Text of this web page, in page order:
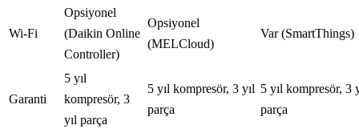
Wi-Fi
Opsiyonel
(Daikin Online
Controller)
Opsiyonel
(MELCloud)
Var (SmartThings)
Garanti
5 yıl
kompresör, 3
yıl parça
5 yıl kompresör, 3 yıl
parça
5 yıl kompresör, 3
parça